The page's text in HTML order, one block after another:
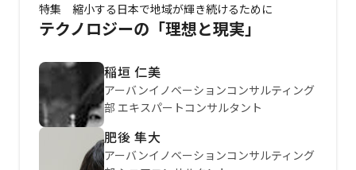
特集 縮小する日本で地域が輝き続けるために
テクノロジーの「理想と現実」
稲垣 仁美
アーバンイノベーションコンサルティング
部 エキスパートコンサルタント
肥後 隼大
アーバンイノベーションコンサルティング